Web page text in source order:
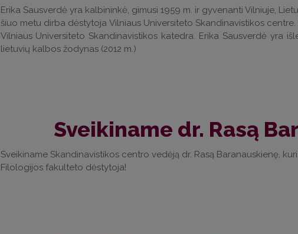
Erika Sausverdė yra kalbininkė, gimusi 1959 m. ir gyvenanti Vilniuje,
šiuo metu dirba dėstytoja Vilniaus Universiteto Skandinavistikos
Vilniaus Universiteto Skandinavistikos katedra. Erika Sausverdė yra
lietuvių kalbos žodynas (2012 m.)
Sveikiname dr. Rasą
Sveikiname Skandinavistikos centro vedėją dr. Rasą Baranauskienę,
Filologijos fakulteto dėstytoja!